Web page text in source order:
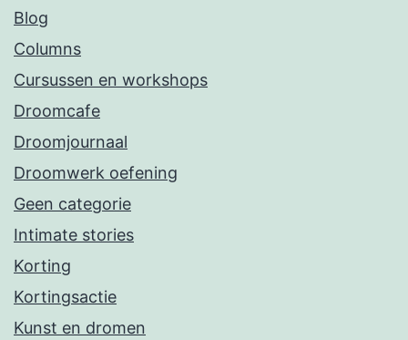
Blog
Columns
Cursussen en workshops
Droomcafe
Droomjournaal
Droomwerk oefening
Geen categorie
Intimate stories
Korting
Kortingsactie
Kunst en dromen